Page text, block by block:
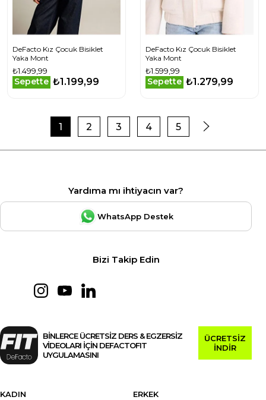
DeFacto Kız Çocuk Bisiklet
Yaka Mont
₺1.499,99
Sepette ₺1.199,99
DeFacto Kız Çocuk Bisiklet
Yaka Mont
₺1.599,99
Sepette ₺1.279,99
1 2 3 4 5
Yardıma mı ihtiyacın var?
WhatsApp Destek
Bizi Takip Edin
BİNLERCE ÜCRETSİZ DERS & EGZERSİZ
VİDEOLARI İÇİN DEFACTOFIT
UYGULAMASINI
ÜCRETSİZ
İNDİR
KADIN
ERKEK